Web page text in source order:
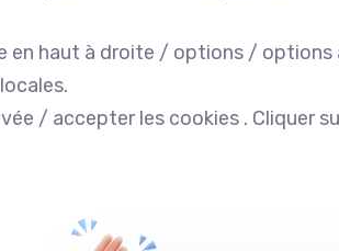
en haut à droite / options /
/ accepter les cookies . Cliquer